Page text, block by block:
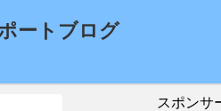
ートブログ
スポンサ